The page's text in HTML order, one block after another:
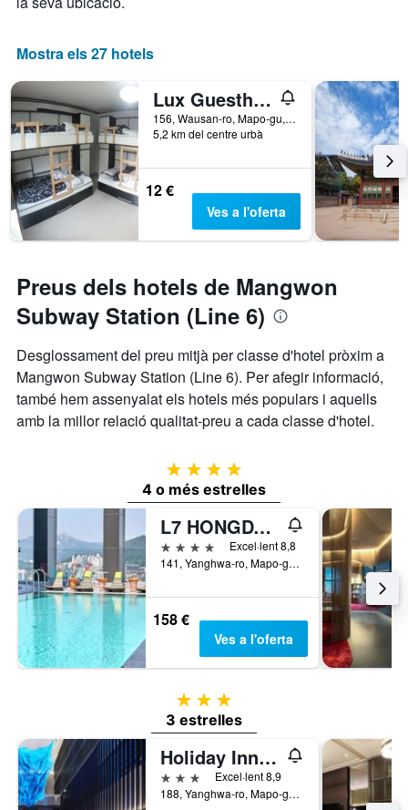
Mostra els 27 hotels
Lux Guesthouse
156, Wausan-ro, Mapo-gu, Seül, Corea del Sud
5,2 km del centre urbà
12 €
Ves a l'oferta
Preus dels hotels de Mangwon
Subway Station (Line 6)
Desglossament del preu mitjà per classe d'hotel pròxim a
Mangwon Subway Station (Line 6). Per afegir informació,
també hem assenyalat els hotels més populars i aquells
amb la millor relació qualitat-preu a cada classe d'hotel.
4 estrelles
4 o més estrelles
L7 HONGDAE by LOTTE
4 estrelles
Excel·lent 8,8
141, Yanghwa-ro, Mapo-gu, Seül, Corea del Sud
158 €
Ves a l'oferta
3 estrelles
3 estrelles
Holiday Inn Express Seoul Hongdae By IHG
3 estrellesExcel·lent 8,9
188, Yanghwa-ro, Mapo-gu, Seül, Corea del Sud